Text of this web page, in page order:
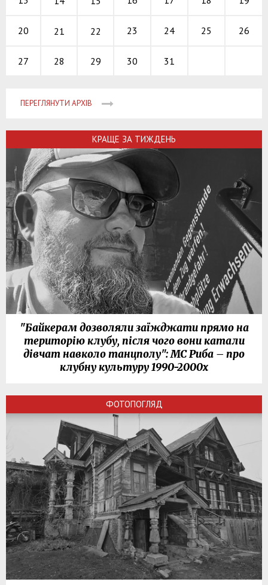
20 21 22 23 24 25 26
27 28 29 30 31
ПЕРЕГЛЯНУТИ АРХІВ
КРАЩЕ ЗА ТИЖДЕНЬ
"Байкерам дозволяли заїжджати прямо на
територію клубу, після чого вони катали
дівчат навколо танцполу": МС Риба – про
клубну культуру 1990-2000х
ФОТОПОГЛЯД